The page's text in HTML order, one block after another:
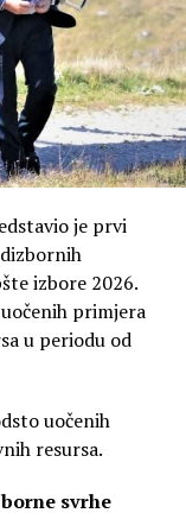
smo najavili i da
našim
privatne vrtiće
boravka u
a već u
od po 100
stupa na
za učenike
godine prvi
na svim
kampanje
kojima su
sa 4.000 na
je prvi
izbore 2026.
primjera
u periodu od
uočenih
resursa.
svrhe